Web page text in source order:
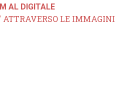
AL DIGITALE
LE IMMAGINI